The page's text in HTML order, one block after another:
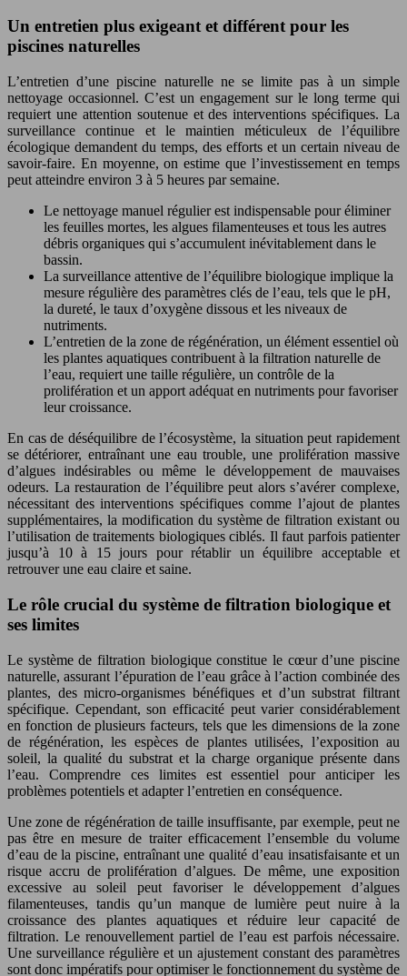
Un entretien plus exigeant et différent pour les
piscines naturelles
L’entretien d’une piscine naturelle ne se limite pas à un simple
nettoyage occasionnel. C’est un engagement sur le long terme qui
requiert une attention soutenue et des interventions spécifiques. La
surveillance continue et le maintien méticuleux de l’équilibre
écologique demandent du temps, des efforts et un certain niveau de
savoir-faire. En moyenne, on estime que l’investissement en temps
peut atteindre environ 3 à 5 heures par semaine.
Le nettoyage manuel régulier est indispensable pour éliminer
les feuilles mortes, les algues filamenteuses et tous les autres
débris organiques qui s’accumulent inévitablement dans le
bassin.
La surveillance attentive de l’équilibre biologique implique la
mesure régulière des paramètres clés de l’eau, tels que le pH,
la dureté, le taux d’oxygène dissous et les niveaux de
nutriments.
L’entretien de la zone de régénération, un élément essentiel où
les plantes aquatiques contribuent à la filtration naturelle de
l’eau, requiert une taille régulière, un contrôle de la
prolifération et un apport adéquat en nutriments pour favoriser
leur croissance.
En cas de déséquilibre de l’écosystème, la situation peut rapidement
se détériorer, entraînant une eau trouble, une prolifération massive
d’algues indésirables ou même le développement de mauvaises
odeurs. La restauration de l’équilibre peut alors s’avérer complexe,
nécessitant des interventions spécifiques comme l’ajout de plantes
supplémentaires, la modification du système de filtration existant ou
l’utilisation de traitements biologiques ciblés. Il faut parfois patienter
jusqu’à 10 à 15 jours pour rétablir un équilibre acceptable et
retrouver une eau claire et saine.
Le rôle crucial du système de filtration biologique et
ses limites
Le système de filtration biologique constitue le cœur d’une piscine
naturelle, assurant l’épuration de l’eau grâce à l’action combinée des
plantes, des micro-organismes bénéfiques et d’un substrat filtrant
spécifique. Cependant, son efficacité peut varier considérablement
en fonction de plusieurs facteurs, tels que les dimensions de la zone
de régénération, les espèces de plantes utilisées, l’exposition au
soleil, la qualité du substrat et la charge organique présente dans
l’eau. Comprendre ces limites est essentiel pour anticiper les
problèmes potentiels et adapter l’entretien en conséquence.
Une zone de régénération de taille insuffisante, par exemple, peut ne
pas être en mesure de traiter efficacement l’ensemble du volume
d’eau de la piscine, entraînant une qualité d’eau insatisfaisante et un
risque accru de prolifération d’algues. De même, une exposition
excessive au soleil peut favoriser le développement d’algues
filamenteuses, tandis qu’un manque de lumière peut nuire à la
croissance des plantes aquatiques et réduire leur capacité de
filtration. Le renouvellement partiel de l’eau est parfois nécessaire.
Une surveillance régulière et un ajustement constant des paramètres
sont donc impératifs pour optimiser le fonctionnement du système de